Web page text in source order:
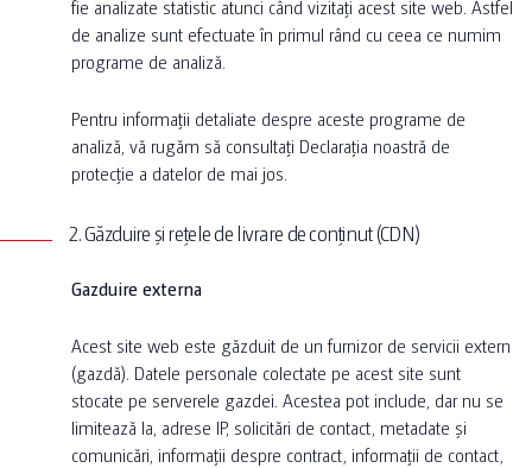
fie analizate statistic atunci când vizitați acest site web. Astfel
de analize sunt efectuate în primul rând cu ceea ce numim
programe de analiză.
Pentru informații detaliate despre aceste programe de
analiză, vă rugăm să consultați Declarația noastră de
protecție a datelor de mai jos.
2. Găzduire și rețele de livrare de conținut (CDN)
Gazduire externa
Acest site web este găzduit de un furnizor de servicii extern
(gazdă). Datele personale colectate pe acest site sunt
stocate pe serverele gazdei. Acestea pot include, dar nu se
limitează la, adrese IP, solicitări de contact, metadate și
comunicări, informații despre contract, informații de contact,